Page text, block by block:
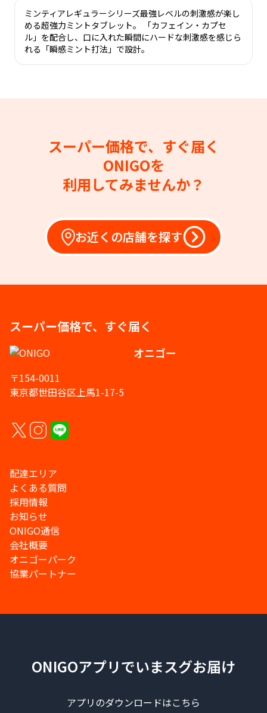
ミンティアレギュラーシリーズ最強レベルの刺激感が楽し
める超強力ミントタブレット。 「カフェイン・カプセ
ル」を配合し、口に入れた瞬間にハードな刺激感を感じら
れる「瞬感ミント打法」で設計。
スーパー価格で、すぐ届く
ONIGOを
利用してみませんか？
お近くの店舗を探す
スーパー価格で、すぐ届く
オニゴー
〒154-0011
東京都世田谷区上馬1-17-5
配達エリア
よくある質問
採用情報
お知らせ
ONIGO通信
会社概要
オニゴーパーク
協業パートナー
ONIGOアプリでいまスグお届け
アプリのダウンロードはこちら